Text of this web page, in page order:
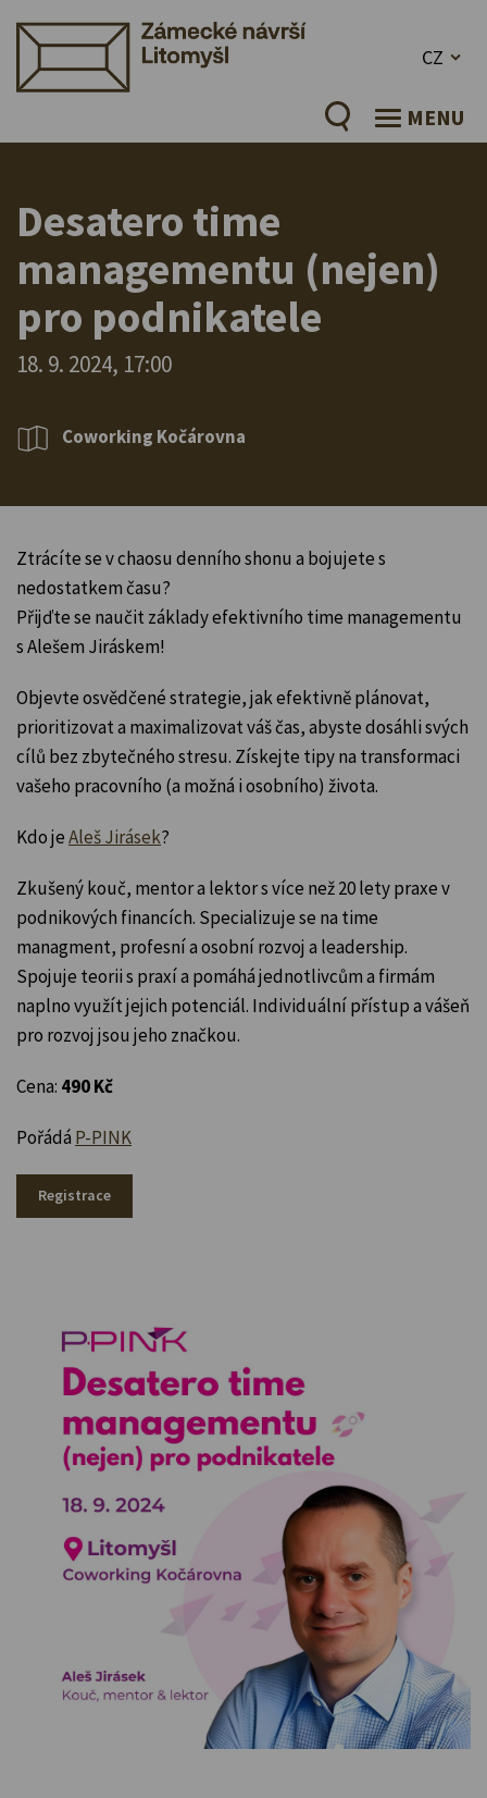
CZ
MENU
Desatero time
managementu (nejen)
pro podnikatele
18. 9. 2024, 17:00
Coworking Kočárovna
Ztrácíte se v chaosu denního shonu a bojujete s
nedostatkem času?
Přijďte se naučit základy efektivního time managementu
s Alešem Jiráskem!
Objevte osvědčené strategie, jak efektivně plánovat,
prioritizovat a maximalizovat váš čas, abyste dosáhli svých
cílů bez zbytečného stresu. Získejte tipy na transformaci
vašeho pracovního (a možná i osobního) života.
Kdo jeAleš Jirásek?
Zkušený kouč, mentor a lektor s více než 20 lety praxe v
podnikových financích. Specializuje se na time
managment, profesní a osobní rozvoj a leadership.
Spojuje teorii s praxí a pomáhá jednotlivcům a firmám
naplno využít jejich potenciál. Individuální přístup a vášeň
pro rozvoj jsou jeho značkou.
Cena: 490 Kč
Pořádá P-PINK
Registrace